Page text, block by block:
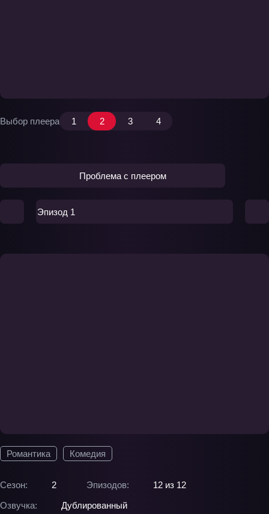
Романтика Комедия
Сезон: 2 Эпизодов:
12 из 12
Озвучка:
Дублированный
Выбор плеера 1 2 3 4
Проблема с плеером
Эпизод 1